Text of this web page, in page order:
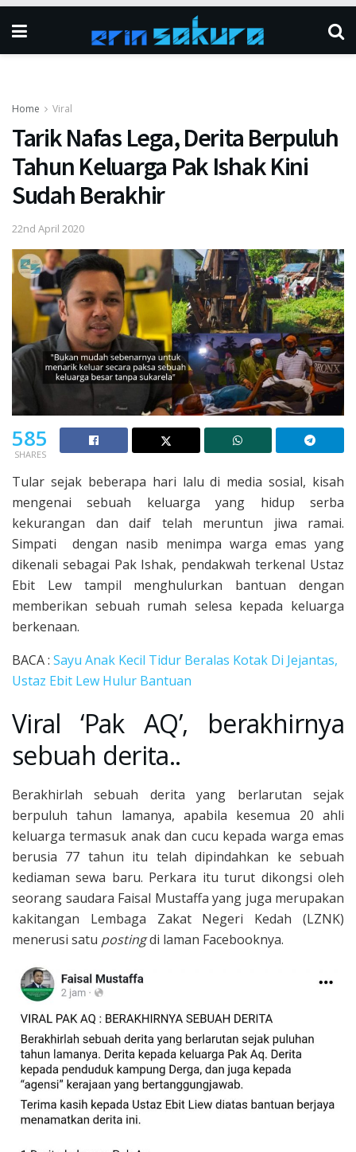
Home Viral
Tarik Nafas Lega, Derita Berpuluh
Tahun Keluarga Pak Ishak Kini
Sudah Berakhir
22nd April 2020
585
SHARES
Tular sejak beberapa hari lalu di media sosial, kisah
mengenai sebuah keluarga yang hidup serba
kekurangan dan daif telah meruntun jiwa ramai.
Simpati dengan nasib menimpa warga emas yang
dikenali sebagai Pak Ishak, pendakwah terkenal Ustaz
Ebit Lew tampil menghulurkan bantuan dengan
memberikan sebuah rumah selesa kepada keluarga
berkenaan.
BACA : Sayu Anak Kecil Tidur Beralas Kotak Di Jejantas,
Ustaz Ebit Lew Hulur Bantuan
Viral ‘Pak AQ’, berakhirnya
sebuah derita..
Berakhirlah sebuah derita yang berlarutan sejak
berpuluh tahun lamanya, apabila kesemua 20 ahli
keluarga termasuk anak dan cucu kepada warga emas
berusia 77 tahun itu telah dipindahkan ke sebuah
kediaman sewa baru. Perkara itu turut dikongsi oleh
seorang saudara Faisal Mustaffa yang juga merupakan
kakitangan Lembaga Zakat Negeri Kedah (LZNK)
menerusi satu postingdi laman Facebooknya.